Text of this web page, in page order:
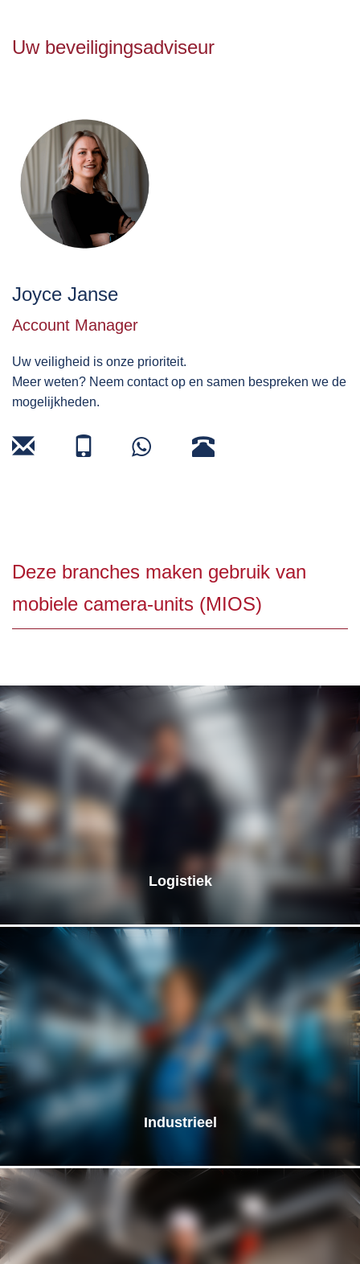
Uw beveiligingsadviseur
Joyce Janse
Account Manager
Uw veiligheid is onze prioriteit.
Meer weten? Neem contact op en samen bespreken we de
mogelijkheden.
Deze branches maken gebruik van
mobiele camera-units (MIOS)
Logistiek
Industrieel